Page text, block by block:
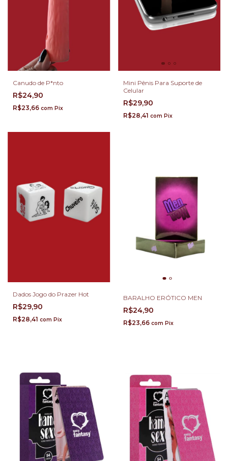
Canudo de P*nto
R$24,90
R$23,66 com Pix
Mini Pênis Para Suporte de
Celular
R$29,90
R$28,41 com Pix
Dados Jogo do Prazer Hot
R$29,90
R$28,41 com Pix
BARALHO ERÓTICO MEN
R$24,90
R$23,66 com Pix